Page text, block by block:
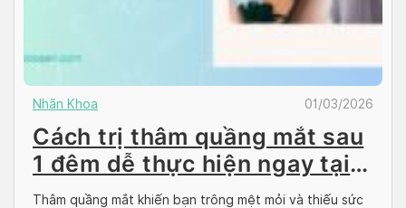
Nhãn Khoa 01/03/2026
Cách trị thâm quầng mắt sau
1 đêm dễ thực hiện ngay tại
nhà
Thâm quầng mắt khiến bạn trông mệt mỏi và thiếu sức